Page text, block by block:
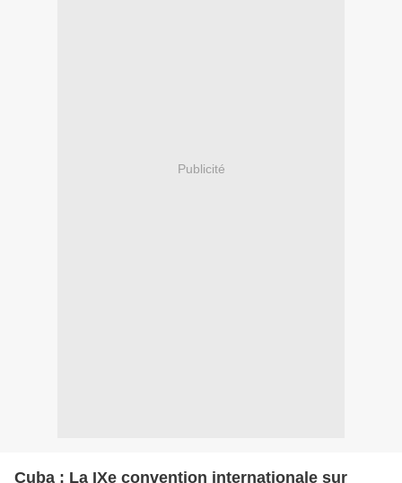
Publicité
Cuba : La IXe convention internationale sur